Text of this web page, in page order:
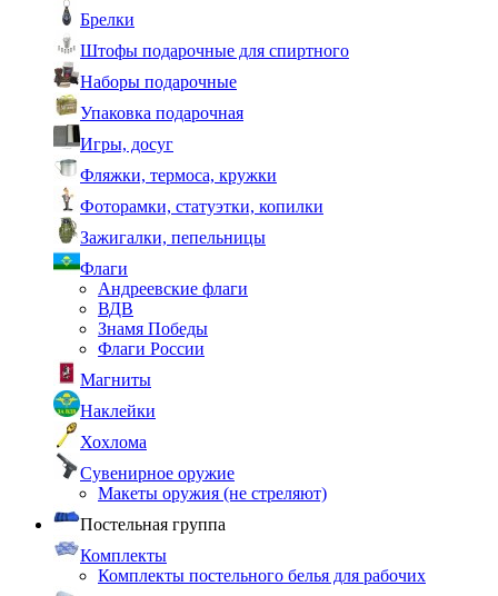
Брелки
Штофы подарочные для спиртного
Наборы подарочные
Упаковка подарочная
Игры, досуг
Фляжки, термоса, кружки
Фоторамки, статуэтки, копилки
Зажигалки, пепельницы
Флаги
Андреевские флаги
ВДВ
Знамя Победы
Флаги России
Магниты
Наклейки
Хохлома
Сувенирное оружие
Макеты оружия (не стреляют)
Постельная группа
Комплекты
Комплекты постельного белья для рабочих